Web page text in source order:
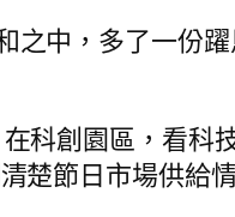
之中，多了一份
科創園區，看科
楚節日市場供給